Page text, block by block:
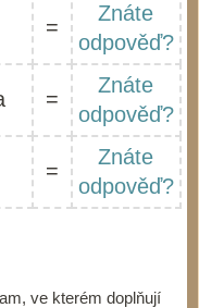
=
Znáte
odpověď?
=
Znáte
odpověď?
=
Znáte
odpověď?
ve kterém doplňují